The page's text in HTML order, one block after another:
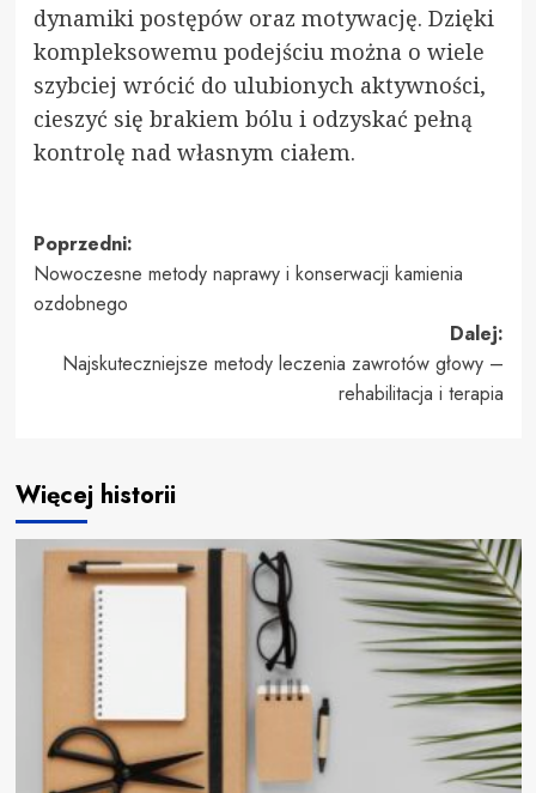
dynamiki postępów oraz motywację. Dzięki
kompleksowemu podejściu można o wiele
szybciej wrócić do ulubionych aktywności,
cieszyć się brakiem bólu i odzyskać pełną
kontrolę nad własnym ciałem.
Zobacz
wpisy
Poprzedni:
Nowoczesne metody naprawy i konserwacji kamienia
ozdobnego
Dalej:
Najskuteczniejsze metody leczenia zawrotów głowy –
rehabilitacja i terapia
Więcej historii